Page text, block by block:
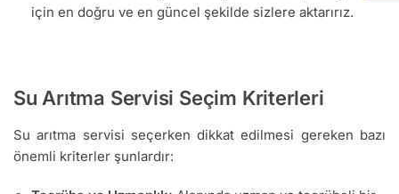
için en doğru ve en güncel şekilde sizlere aktarırız.
Su Arıtma Servisi Seçim Kriterleri
Su arıtma servisi seçerken dikkat edilmesi gereken bazı
önemli kriterler şunlardır: